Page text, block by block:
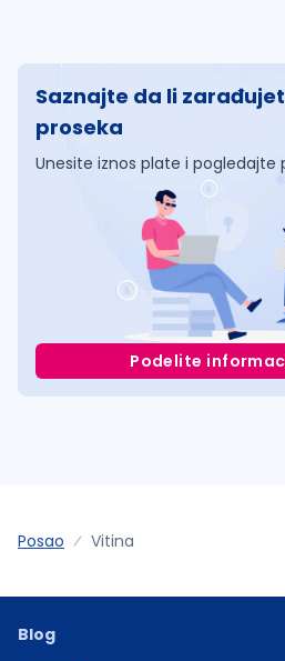
Saznajte da li
proseka
Unesite iznos plate i pogledajte
Podelite
Posao Vitina
Blog